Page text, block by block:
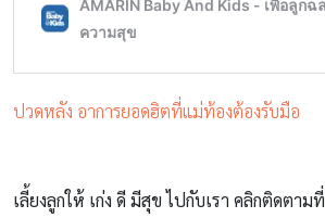
ปวดหลัง อาการยอดฮิตที่แม่ท้องต้องรับมือ
เลี้ยงลูกให้ เก่ง ดี มีสุข ไปกับเรา คลิกติดตามที่